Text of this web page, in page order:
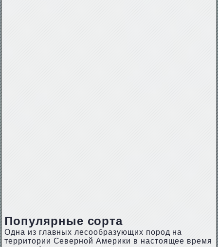
Популярные сорта
Одна из главных лесообразующих пород на
территории Северной Америки в настоящее время